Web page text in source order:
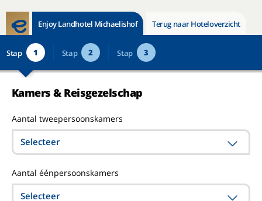
Enjoy Landhotel Michaelishof Terug naar Hoteloverzicht
Stap 1 Stap 2 Stap 3
Kamers & Reisgezelschap
Aantal tweepersoonskamers
Selecteer
Aantal éénpersoonskamers
Selecteer